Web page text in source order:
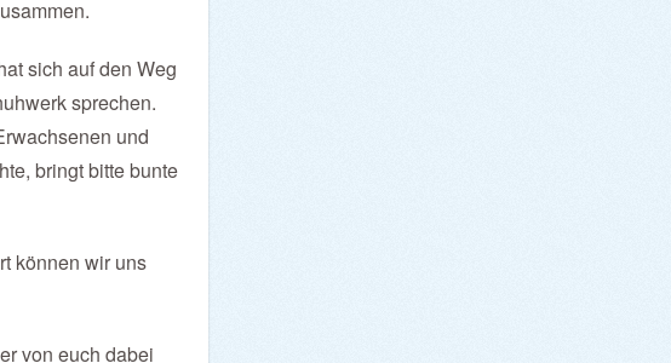
sich auf den Weg
sprechen.
und
bringt bitte bunte
können wir uns
von euch dabei